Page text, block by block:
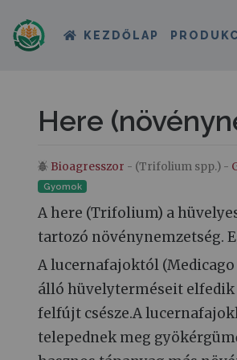
KEZDŐLAP
Here
Ugrás:navigáció,keresés
Bioagresszor - (Trifolium spp.) -
Gyomok
A here (Trifolium) a
tartozó növénynemzetség.
A lucernafajoktól
álló hüvelyterméseit elfedik
felfújt csésze.A
telepednek meg